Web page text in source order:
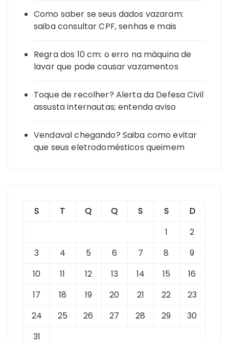
Como saber se seus dados vazaram:
saiba consultar CPF, senhas e mais
Regra dos 10 cm: o erro na máquina de
lavar que pode causar vazamentos
Toque de recolher? Alerta da Defesa Civil
assusta internautas; entenda aviso
Vendaval chegando? Saiba como evitar
que seus eletrodomésticos queimem
S T Q Q S S
D
1
2
3
4 5 6 7 8
9
10
11 12 13 14 15
16
17
18 19 20 21 22
23
24
25 26 27 28 29
30
31